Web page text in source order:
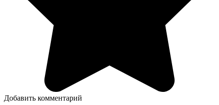
Добавить комментарий